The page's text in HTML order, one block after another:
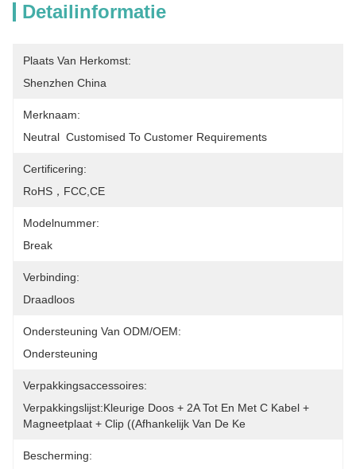
Detailinformatie
Plaats Van Herkomst:
Shenzhen China
Merknaam:
Neutral  Customised To Customer Requirements
Certificering:
RoHS，FCC,CE
Modelnummer:
Break
Verbinding:
Draadloos
Ondersteuning Van ODM/OEM:
Ondersteuning
Verpakkingsaccessoires:
Verpakkingslijst:Kleurige Doos + 2A Tot En Met C Kabel +
Magneetplaat + Clip ((afhankelijk Van De Ke
Bescherming: